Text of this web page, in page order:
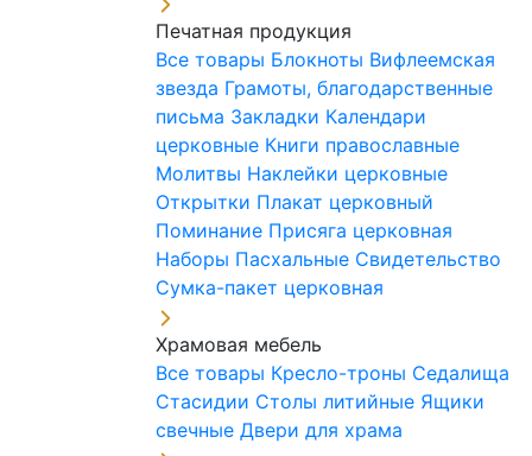
Печатная продукция
Все товары Блокноты Вифлеемская
звезда Грамоты, благодарственные
письма Закладки Календари
церковные Книги православные
Молитвы Наклейки церковные
Открытки Плакат церковный
Поминание Присяга церковная
Наборы Пасхальные Свидетельство
Сумка-пакет церковная
Храмовая мебель
Все товары Кресло-троны Седалища
Стасидии Столы литийные Ящики
свечные Двери для храма